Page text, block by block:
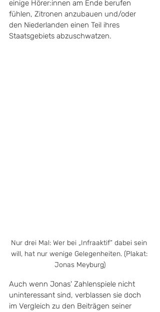
einige Hörer:innen am Ende berufen
fühlen, Zitronen anzubauen und/oder
den Niederlanden einen Teil ihres
Staatsgebiets abzuschwatzen.
Nur drei Mal: Wer bei „Infraaktif“ dabei sein
will, hat nur wenige Gelegenheiten. (Plakat:
Jonas Meyburg)
Auch wenn Jonas' Zahlenspiele nicht
uninteressant sind, verblassen sie doch
im Vergleich zu den Beiträgen seiner